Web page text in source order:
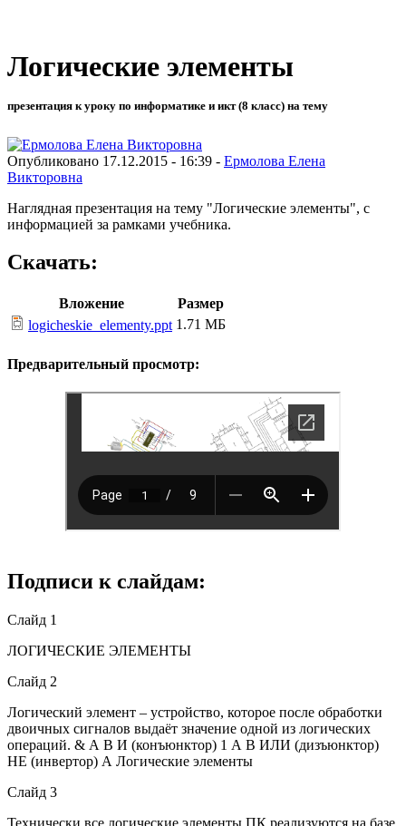
Логические элементы
презентация к уроку по информатике и икт (8 класс) на тему
Опубликовано 17.12.2015 - 16:39 - Ермолова Елена
Викторовна
Наглядная презентация на тему "Логические элементы", с
информацией за рамками учебника.
Скачать:
Вложение
Размер
logicheskie_elementy.ppt 1.71 МБ
Предварительный просмотр:
Подписи к слайдам:
Слайд 1
ЛОГИЧЕСКИЕ ЭЛЕМЕНТЫ
Слайд 2
Логический элемент – устройство, которое после обработки
двоичных сигналов выдаёт значение одной из логических
операций. & А В И (конъюнктор) 1 А В ИЛИ (дизъюнктор)
НЕ (инвертор) А Логические элементы
Слайд 3
Технически все логические элементы ПК реализуются на базе